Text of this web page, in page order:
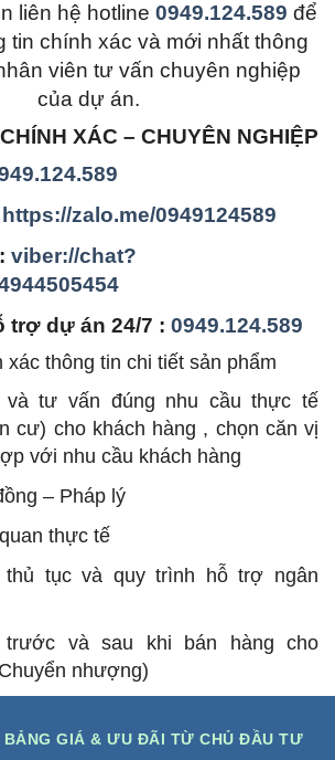
liên hệ hotline 0949.124.589 để
tin chính xác và mới nhất thông
viên tư vấn chuyên nghiệp
của dự án.
XÁC – CHUYÊN NGHIỆP
https://zalo.me/0949124589
viber://chat?
trợ dự án 24/7 :0949.124.589
xác thông tin chi tiết sản phẩm
và tư vấn đúng nhu cầu thực tế
cư) cho khách hàng , chọn căn vị
với nhu cầu khách hàng
– Pháp lý
thực tế
thủ tục và quy trình hỗ trợ ngân
trước và sau khi bán hàng cho
nhượng)
BẢNG GIÁ & ƯU ĐÃI TỪ CHỦ ĐẦU TƯ